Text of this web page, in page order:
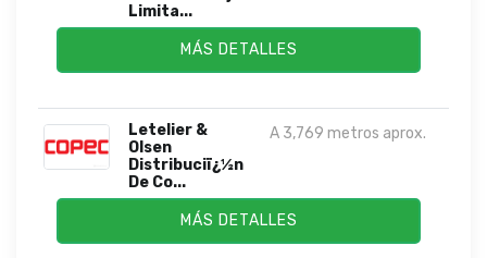
Limita...
MÁS DETALLES
Letelier &
Olsen
Distribuciï¿½n
De Co...
A 3,769 metros aprox.
MÁS DETALLES